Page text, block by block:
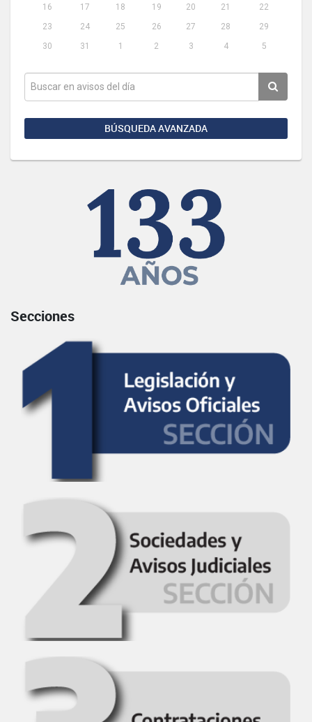
16
17 18 19 20 21
22
23
24 25 26 27 28
29
30
31 1 2 3 4 5
BÚSQUEDA AVANZADA
Secciones